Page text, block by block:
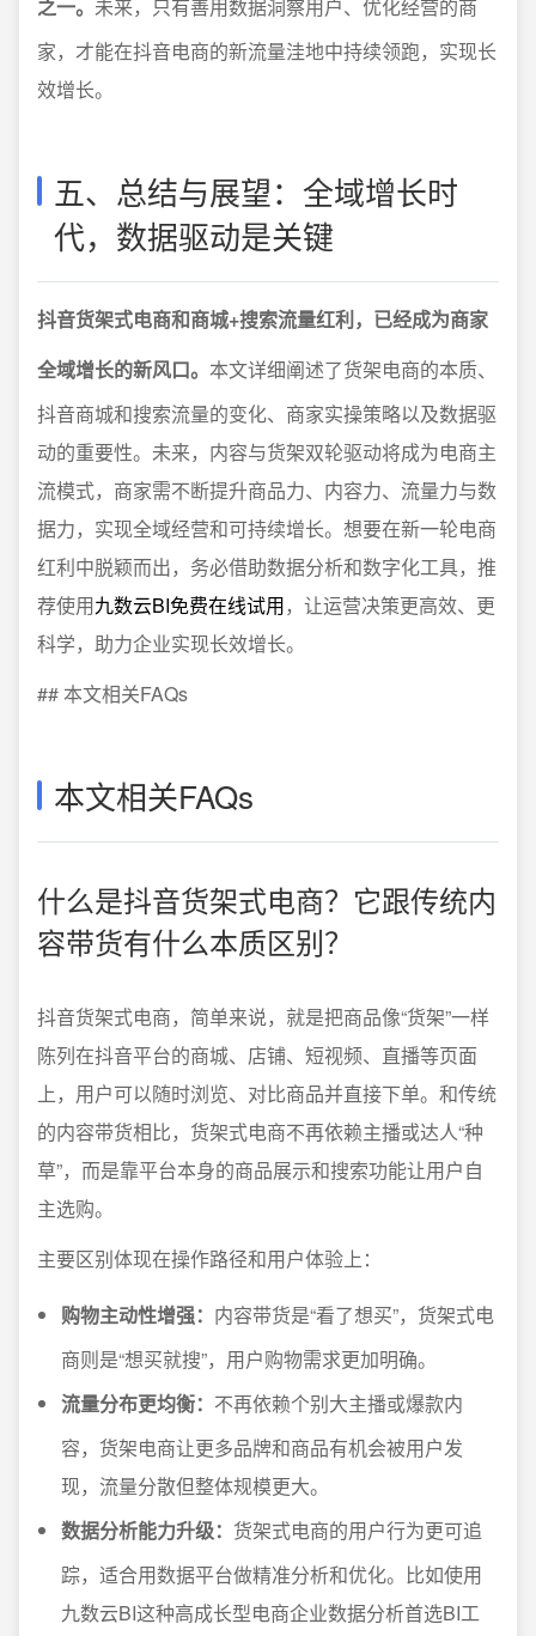
之一。 未来，只有善用数据洞察用户、优化经营的商
家，才能在抖音电商的新流量洼地中持续领跑，实现长
效增长。
五、总结与展望：全域增长时
代，数据驱动是关键
抖音货架式电商和商城+搜索流量红利，已经成为商家
全域增长的新风口。 本文详细阐述了货架电商的本质、
抖音商城和搜索流量的变化、商家实操策略以及数据驱
动的重要性。未来，内容与货架双轮驱动将成为电商主
流模式，商家需不断提升商品力、内容力、流量力与数
据力，实现全域经营和可持续增长。想要在新一轮电商
红利中脱颖而出，务必借助数据分析和数字化工具，推
荐使用九数云BI免费在线试用，让运营决策更高效、更
科学，助力企业实现长效增长。
## 本文相关FAQs
本文相关FAQs
什么是抖音货架式电商？它跟传统内
容带货有什么本质区别？
抖音货架式电商，简单来说，就是把商品像“货架”一样
陈列在抖音平台的商城、店铺、短视频、直播等页面
上，用户可以随时浏览、对比商品并直接下单。和传统
的内容带货相比，货架式电商不再依赖主播或达人“种
草”，而是靠平台本身的商品展示和搜索功能让用户自
主选购。
主要区别体现在操作路径和用户体验上：
购物主动性增强： 内容带货是“看了想买”，货架式电
商则是“想买就搜”，用户购物需求更加明确。
流量分布更均衡： 不再依赖个别大主播或爆款内
容，货架电商让更多品牌和商品有机会被用户发
现，流量分散但整体规模更大。
数据分析能力升级： 货架式电商的用户行为更可追
踪，适合用数据平台做精准分析和优化。比如使用
九数云BI这种高成长型电商企业数据分析首选BI工